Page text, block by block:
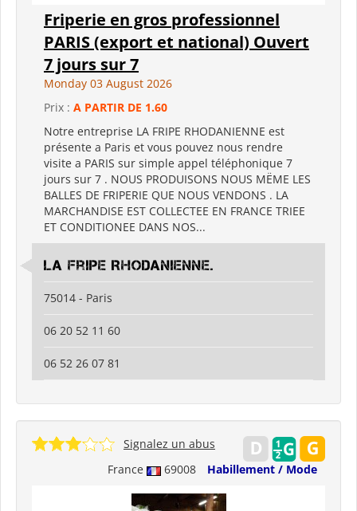
Friperie en gros professionnel
PARIS (export et national) Ouvert
7 jours sur 7
Monday 03 August 2026
Prix : A PARTIR DE 1.60
Notre entreprise LA FRIPE RHODANIENNE est
présente a Paris et vous pouvez nous rendre
visite a PARIS sur simple appel téléphonique 7
jours sur 7 . NOUS PRODUISONS NOUS MËME LES
BALLES DE FRIPERIE QUE NOUS VENDONS . LA
MARCHANDISE EST COLLECTEE EN FRANCE TRIEE
ET CONDITIONEE DANS NOS...
La Fripe Rhodanienne.
75014 - Paris
06 20 52 11 60
06 52 26 07 81
France 69008 Habillement / Mode
Signalez un abus